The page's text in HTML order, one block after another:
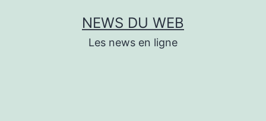
NEWS DU WEB
Les news en ligne